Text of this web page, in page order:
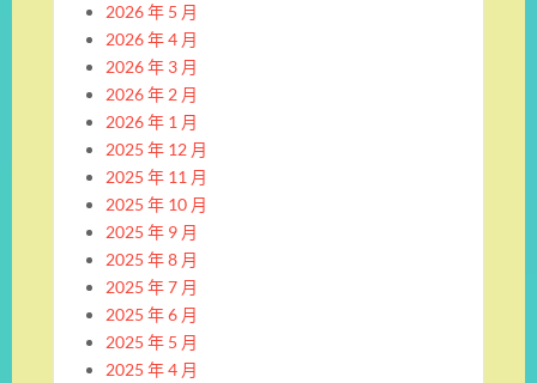
2026 年 5 月
2026 年 4 月
2026 年 3 月
2026 年 2 月
2026 年 1 月
2025 年 12 月
2025 年 11 月
2025 年 10 月
2025 年 9 月
2025 年 8 月
2025 年 7 月
2025 年 6 月
2025 年 5 月
2025 年 4 月